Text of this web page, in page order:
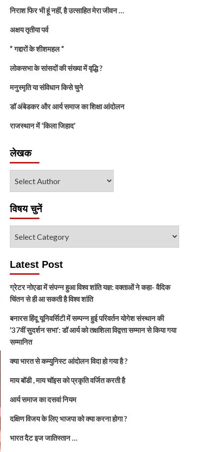
निराश फिर भी हूं नहीं, है उत्साहित मेरा जीवन …
अक्षय तृतीया पर्व
” गद्दारों के शीशमहल “
लोकसभा के सांसदों की संख्या में वृद्धि ?
मनुस्मृति या संविधान किसे चुने
डॉ अंबेडकर और आर्य समाज का शिक्षा आंदोलन
राजस्थान में ‘किला जिहाद’
लेखक
विषय चुनें
Latest Post
ग्रेटर नोएडा में संपन्न हुआ विश्व शांति यज्ञ: वक्ताओं ने कहा- वैदिक
चिंतन से ही आ सकती है विश्व शांति
बनारस हिंदू यूनिवर्सिटी में सम्पन्न हुई परिवर्तन योगेश संस्थान की
’37वीं सुदर्शन सभा’: डॉ आर्य को तक्षशिला विद्वत्ता सम्मान से किया गया
सम्मानित
क्या भारत से कम्युनिस्ट आंदोलन विदा हो गया है ?
माय बॉडी , माय चॉइस को प्रकृति वर्जित करती है
आर्य समाज का दसवां नियम
दक्षिण विजय के लिए भाजपा को क्या करना होगा ?
भारत दैट इज जातिस्तान …